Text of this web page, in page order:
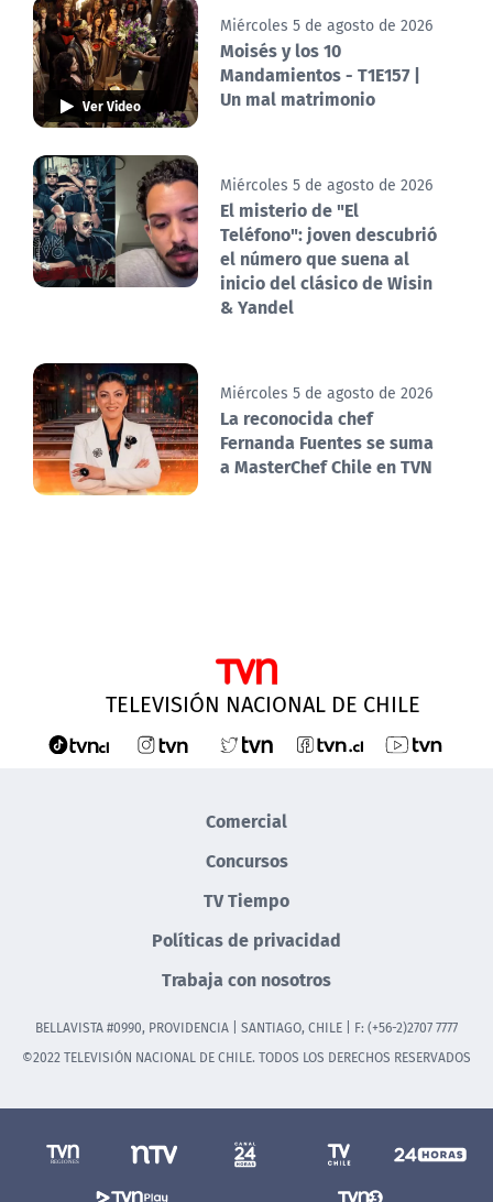
Ver Video
Miércoles 5 de agosto de 2026
Moisés y los 10
Mandamientos - T1E157 |
Un mal matrimonio
Miércoles 5 de agosto de 2026
El misterio de "El
Teléfono": joven descubrió
el número que suena al
inicio del clásico de Wisin
& Yandel
Miércoles 5 de agosto de 2026
La reconocida chef
Fernanda Fuentes se suma
a MasterChef Chile en TVN
TELEVISIÓN NACIONAL DE CHILE
Comercial
Concursos
TV Tiempo
Políticas de privacidad
Trabaja con nosotros
BELLAVISTA #0990, PROVIDENCIA | SANTIAGO, CHILE | F: (+56-2)2707 7777
©2022 TELEVISIÓN NACIONAL DE CHILE. TODOS LOS DERECHOS RESERVADOS